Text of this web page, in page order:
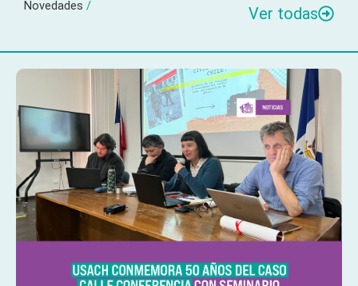
Novedades / Ver todas